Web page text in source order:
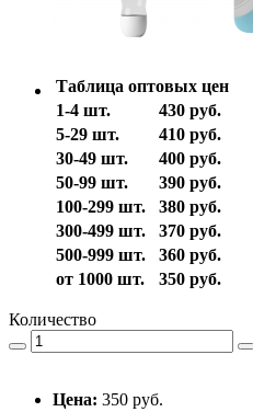
Таблица оптовых цен
1-4 шт.
430 руб.
5-29 шт.
410 руб.
30-49 шт.
400 руб.
50-99 шт.
390 руб.
100-299 шт.
380 руб.
300-499 шт.
370 руб.
500-999 шт.
360 руб.
от 1000 шт.
350 руб.
Количество
Цена: 350 руб.